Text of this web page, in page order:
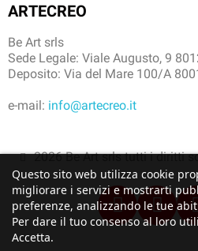
ARTECREO
Be Art srls
Sede Legale: Viale Augusto, 9
Deposito: Via del Mare 100/A
e-mail: info@artecreo.it
2026 Be Art srls tutti i diritti
Questo sito web utilizza cookie
migliorare i servizi e mostrarti
preferenze, analizzando le tue
Per dare il tuo consenso al loro
Accetta.